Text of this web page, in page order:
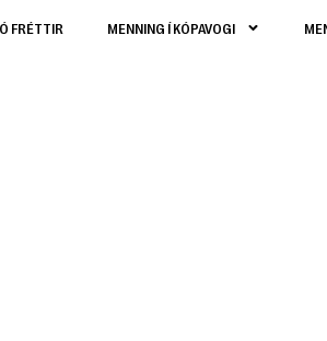
FRÉTTIR MENNING Í KÓPAVOGI